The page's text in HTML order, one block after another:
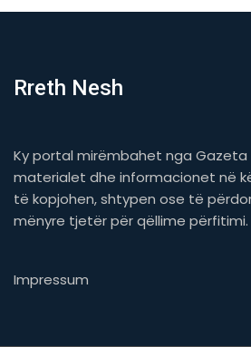
Rreth Nesh
Ky portal mirëmbahet nga Gazeta
materialet dhe informacionet në
të kopjohen, shtypen ose të
mënyre tjetër për qëllime përfitimi.
Impressum